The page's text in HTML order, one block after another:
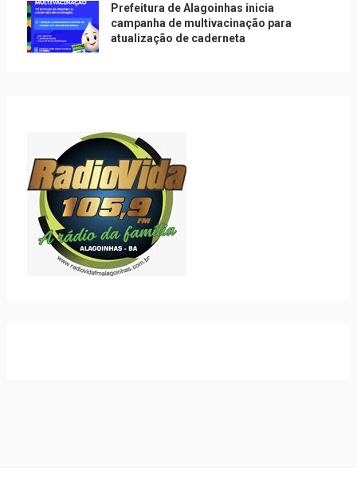
Prefeitura de Alagoinhas inicia
campanha de multivacinação para
atualização de caderneta